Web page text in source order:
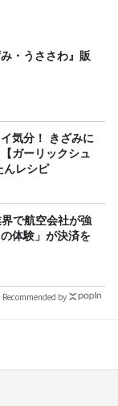
・うささわ』販
気分！ きざみに
ガーリックシュ
んレシピ
で航空会社が強
体験」が決済を
Recommended by